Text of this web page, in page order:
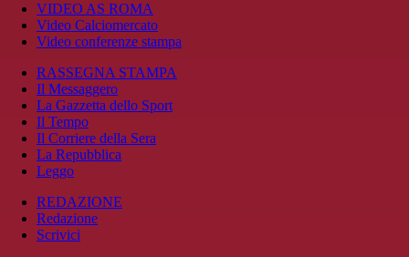
VIDEO AS ROMA
Video Calciomercato
Video conferenze stampa
RASSEGNA STAMPA
Il Messaggero
La Gazzetta dello Sport
Il Tempo
Il Corriere della Sera
La Repubblica
Leggo
REDAZIONE
Redazione
Scrivici